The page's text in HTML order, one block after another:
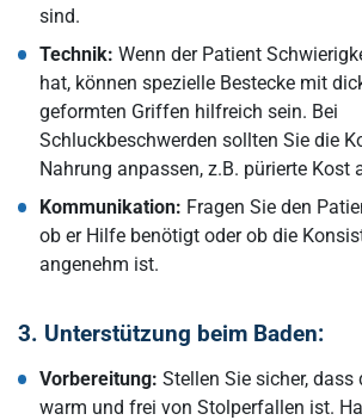
sind.
Technik: Wenn der Patient
hat, können spezielle Bestecke mit
geformten Griffen hilfreich sein. Bei
Schluckbeschwerden sollten Sie die
Nahrung anpassen, z.B. pürierte Kost
Kommunikation: Fragen Sie den
ob er Hilfe benötigt oder ob die
angenehm ist.
3. Unterstützung beim Baden:
Vorbereitung: Stellen Sie sicher,
warm und frei von Stolperfallen ist.